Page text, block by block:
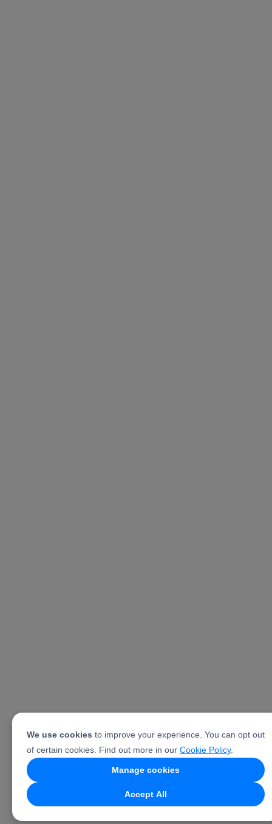
We use cookies to improve your experience. You can opt out
of certain cookies. Find out more in our Cookie Policy.
Manage cookies
Accept All